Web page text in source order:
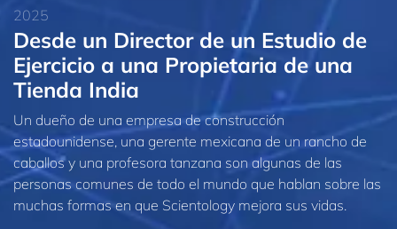
2025
Desde un Director de un Estudio de
Ejercicio a una Propietaria de una
Tienda India
Un dueño de una empresa de construcción
estadounidense, una gerente mexicana de un rancho de
caballos y una profesora tanzana son algunas de las
personas comunes de todo el mundo que hablan sobre las
muchas formas en que Scientology mejora sus vidas.